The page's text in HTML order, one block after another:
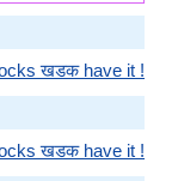
खडक have it !
खडक have it !